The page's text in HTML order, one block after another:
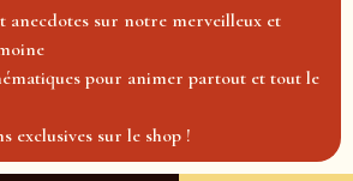
anecdotes sur notre merveilleux et
pour animer partout et tout le
exclusives sur le shop !